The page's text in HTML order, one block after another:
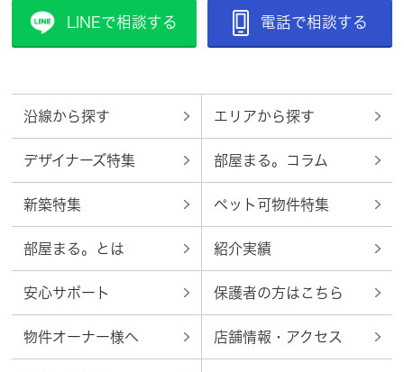
LINEで相談する 電話で相談する
沿線から探す エリアから探す
デザイナーズ特集 部屋まる。コラム
新築特集 ペット可物件特集
部屋まる。とは 紹介実績
安心サポート 保護者の方はこちら
物件オーナー様へ 店舗情報・アクセス